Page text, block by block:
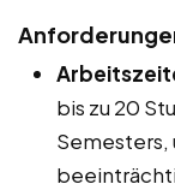
bis zu 20
Semesters,